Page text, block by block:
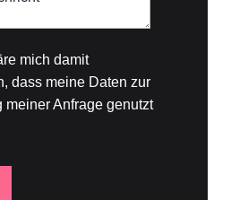
mich damit
dass meine Daten zur
meiner Anfrage genutzt